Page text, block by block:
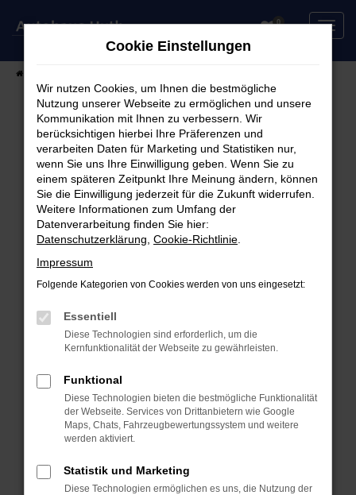
Zum
0
Fehler: Network Error
Beim Laden ist ein Fehler aufgetreten.
Hier sind ein paar Tipps, die dir helfen können:
Überprüfe deine Firewall und deine
Internetverbindung.
Laden andere Webseiten, zum Beispiel deine
Manche Erweiterungen, wie Werbeblocker,
können das Laden bestimmter Seiten
verhindern. Funktioniert die Seite in einem
Fenster?
Starte dein Gerät neu.
Das kann manchmal helfen, vorübergehende
Probleme zu beheben.
Stelle sicher, dass dein Browser und dein
Betriebssystem auf dem neuesten Stand
Cookie Einstellungen
Wir nutzen Cookies, um Ihnen die bestmögliche
Nutzung unserer Webseite zu ermöglichen und unsere
Kommunikation mit Ihnen zu verbessern. Wir
berücksichtigen hierbei Ihre Präferenzen und
verarbeiten Daten für Marketing und Statistiken nur,
wenn Sie uns Ihre Einwilligung geben. Wenn Sie zu
einem späteren Zeitpunkt Ihre Meinung ändern, können
Sie die Einwilligung jederzeit für die Zukunft widerrufen.
Weitere Informationen zum Umfang der
Datenverarbeitung finden Sie hier:
Datenschutzerklärung Cookie-Richtlinie
Impressum
Folgende Kategorien von Cookies werden von uns eingesetzt:
Essentiell
Diese Technologien sind erforderlich, um die
Kernfunktionalität der Webseite zu gewährleisten.
Funktional
Diese Technologien bieten die bestmögliche Funktionalität
der Webseite. Services von Drittanbietern wie Google
Maps, Chats, Fahrzeugbewertungssystem und weitere
werden aktiviert.
Statistik und Marketing
Diese Technologien ermöglichen es uns, die Nutzung der